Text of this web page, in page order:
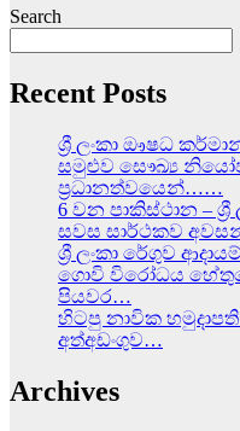
Search
Recent Posts
ශ්‍රී ලංකා ඖෂධ
සමුළුව සෞඛ්‍ය
ප්‍රධානත්වයෙන්……
6 වන පාකිස්ථාන – ශ්‍රී
සවස සාර්ථකව
ශ්‍රී ලංකා රේගුව
ගොවි විරෝධය
පියවර…
හිටපු නාවික
අත්අඩංගුව…
Archives